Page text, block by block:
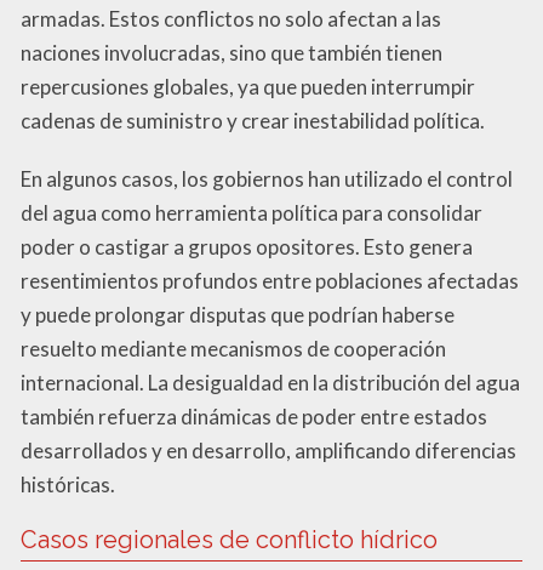
armadas. Estos conflictos no solo afectan a las
naciones involucradas, sino que también tienen
repercusiones globales, ya que pueden interrumpir
cadenas de suministro y crear inestabilidad política.
En algunos casos, los gobiernos han utilizado el control
del agua como herramienta política para consolidar
poder o castigar a grupos opositores. Esto genera
resentimientos profundos entre poblaciones afectadas
y puede prolongar disputas que podrían haberse
resuelto mediante mecanismos de cooperación
internacional. La desigualdad en la distribución del agua
también refuerza dinámicas de poder entre estados
desarrollados y en desarrollo, amplificando diferencias
históricas.
Casos regionales de conflicto hídrico